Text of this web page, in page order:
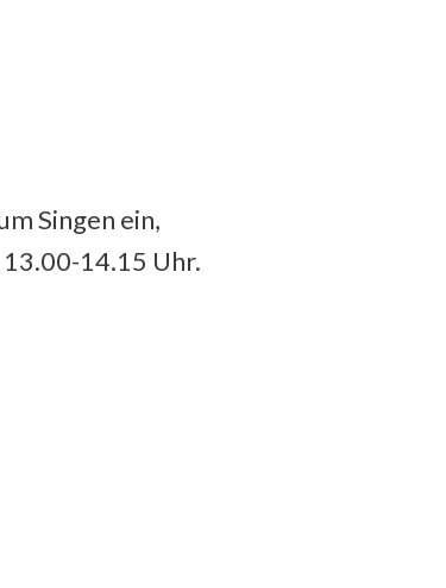
Singen ein,
14.15 Uhr.